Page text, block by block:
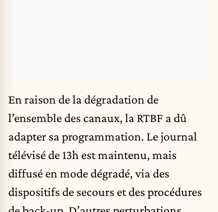
En raison de la dégradation de
l’ensemble des canaux, la RTBF a dû
adapter sa programmation. Le journal
télévisé de 13h est maintenu, mais
diffusé en mode dégradé, via des
dispositifs de secours et des procédures